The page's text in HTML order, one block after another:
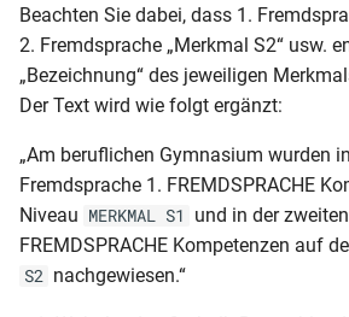
(09.12)
BER-GY-ABI(Schul Z 306)
(09.12)(Franz.Gymn)
BER-GY-AZ (Schul Z 252)
(01.07)
BER-GY-AZ (Schul Z 301)
(11.11)
RLP-GS-AZ (3. und 4. Klasse -
2 seitig)
RLP-GS-AZ (3. und 4. Klasse -
2 seitig - dynamisch)
RLP-GS-AZ (3. und 4. Klasse -
2 seitig - dynamisch 2012)
RLP-GS-AZ (1. Klasse – 1
Schülerliste (gruppiert nach
Betrieben)
Bildungsgängen)
Schülerliste (mit Betrieben
und Geburtsdatum)
Notenübersicht Endnoten
unterschiedlich
Prüfungsliste für
Fachoberschulen (9.82)
Prüfungsliste
Beachten Sie dabei, dass 1.
2. Fremdsprache „Merkmal S2“ usw.
„Bezeichnung“ des jeweiligen
Der Text wird wie folgt ergänzt:
„Am beruflichen Gymnasium wurden
Fremdsprache 1. FREMDSPRACHE
Niveau MERKMAL S1
und in der
FREMDSPRACHE Kompetenzen auf
S2 nachgewiesen.“